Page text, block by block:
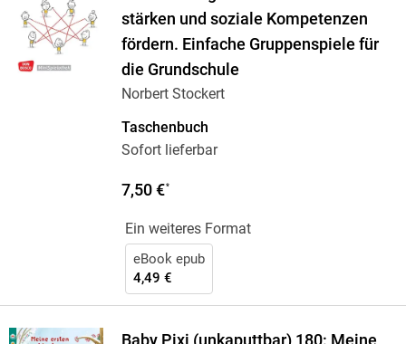
stärken und soziale Kompetenzen
fördern. Einfache Gruppenspiele für
die Grundschule
Norbert Stockert
Taschenbuch
Sofort lieferbar
7,50 €*
Ein weiteres Format
eBook epub
4,49 €